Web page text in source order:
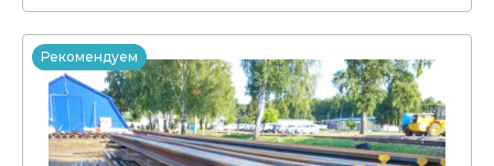
Рекомендуем